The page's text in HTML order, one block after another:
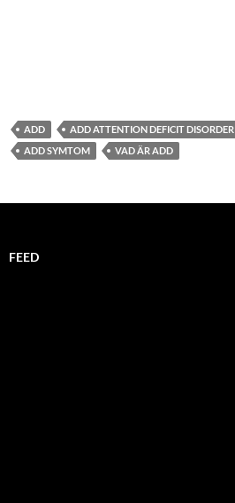
ADD ADD ATTENTION DEFICIT DISORDER
ADD SYMTOM
VAD ÄR ADD
FEED